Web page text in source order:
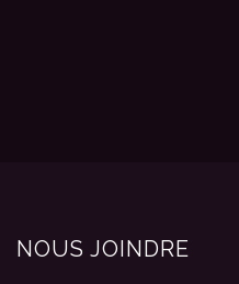
NOUS JOINDRE